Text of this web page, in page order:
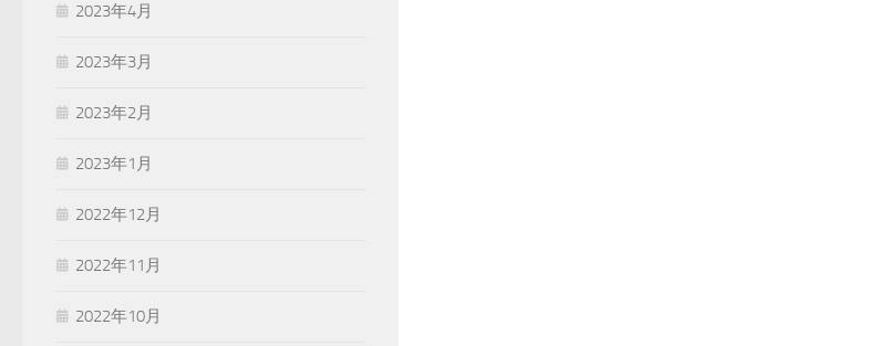
2023年4月
2023年3月
2023年2月
2023年1月
2022年12月
2022年11月
2022年10月